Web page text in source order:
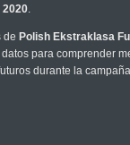
2020.
de Polish Ekstraklasa
para comprender
durante la